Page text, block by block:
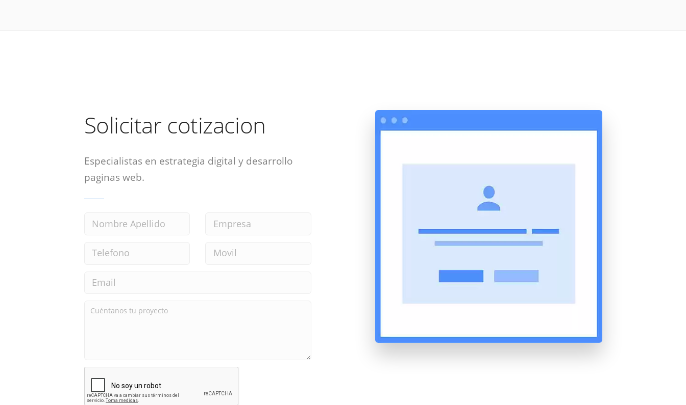
Solicitar cotizacion
Especialistas en estrategia digital y desarrollo
paginas web.